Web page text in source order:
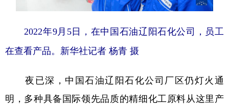
2022年9月5日，在中国石油辽阳石化公司，员工
在查看产品。新华社记者 杨青 摄
夜已深，中国石油辽阳石化公司厂区仍灯火通
明，多种具备国际领先品质的精细化工原料从这里产